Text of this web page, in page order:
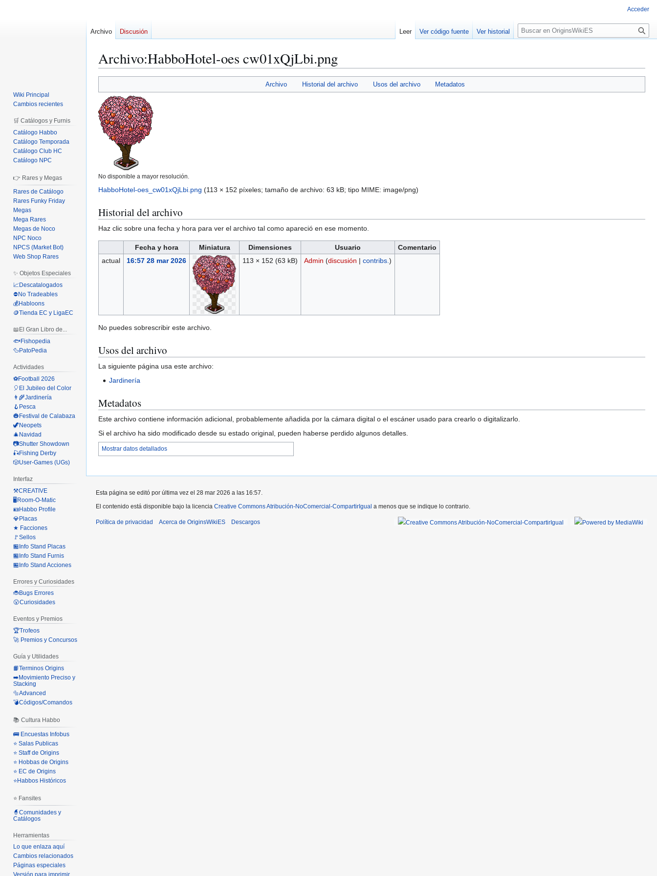
Archivo:HabboHotel-oes cw01xQjLbi.png
a
la
navegación
a
la
búsqueda
Archivo Historial del archivo Usos del archivo Metadatos
No disponible a mayor resolución.
HabboHotel-oes_cw01xQjLbi.png (113 × 152 píxeles; tamaño de archivo: 63 kB; tipo MIME: image/png)
Historial del archivo
Haz clic sobre una fecha y hora para ver el archivo tal como apareció en ese momento.
Fecha y hora Miniatura Dimensiones Usuario
Comentario
actual
16:57 28 mar 2026 113 × 152 (63 kB) Admin (discusión | contribs. )
No puedes sobrescribir este archivo.
Usos del archivo
La siguiente página usa este archivo:
Jardinería
Metadatos
Este archivo contiene información adicional, probablemente añadida por la cámara digital o el escáner usado para crearlo o digitalizarlo.
Si el archivo ha sido modificado desde su estado original, pueden haberse perdido algunos detalles.
Mostrar datos detallados
Acceder
Archivo Discusión Leer Ver código fuente Ver historial
B
u
a
Wiki Principal
Cambios recientes
🛒 Catálogos y Furnis
Catálogo Habbo
Catálogo Temporada
Catálogo Club HC
Catálogo NPC
👉 Rares y Megas
Rares de Catálogo
Rares Funky Friday
Megas
Mega Rares
Megas de Noco
NPC Noco
NPCS (Market Bot)
Web Shop Rares
✨ Objetos Especiales
📈Descatalogados
⛔No Tradeables
💰Habloons
🪙Tienda EC y LigaEC
📖El Gran Libro de...
🐟Fishopedia
🦆PatoPedia
Actividades
⚽Football 2026
🎈El Jubileo del Color
👨‍🌾Jardinería
🪝Pesca
🎃Festival de Calabaza
🦖Neopets
🎄Navidad
📷Shutter Showdown
🎣Fishing Derby
🎲User-Games (UGs)
Interfaz
⚒️CREATIVE
🖥️Room-O-Matic
🪪Habbo Profile
💎Placas
★ Facciones
🚩Sellos
🏪Info Stand Placas
🏪Info Stand Furnis
🏪Info Stand Acciones
Errores y Curiosidades
🐞Bugs Errores
😮Curiosidades
Eventos y Premios
🏆Trofeos
🚀 Premios y Concursos
Guía y Utilidades
📙Terminos Origins
➡️Movimiento Preciso y
Stacking
🔩Advanced
💣Códigos/Comandos
📚 Cultura Habbo
🚌 Encuestas Infobus
⭐ Salas Publicas
⭐ Staff de Origins
⭐ Hobbas de Origins
⭐ EC de Origins
⭐Habbos Históricos
⭐ Fansites
🧙Comunidades y
Catálogos
Herramientas
Lo que enlaza aquí
Cambios relacionados
Páginas especiales
Esta página se editó por última vez el 28 mar 2026 a las 16:57.
El contenido está disponible bajo la licencia Creative Commons Atribución-NoComercial-CompartirIgual a menos que se indique lo contrario.
Política de privacidad Acerca de OriginsWikiES Descargos